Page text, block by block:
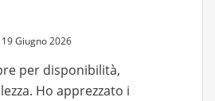
Giugno 2026
per disponibilità,
Ho apprezzato i